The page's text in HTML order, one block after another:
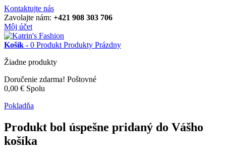
Kontaktujte nás
Zavolajte nám: +421 908 303 706
Môj účet
Košík - 0 Produkt Produkty Prázdny
Žiadne produkty
Doručenie zdarma! Poštovné
0,00 € Spolu
Pokladňa
Produkt bol úspešne pridaný do Vášho
košíka